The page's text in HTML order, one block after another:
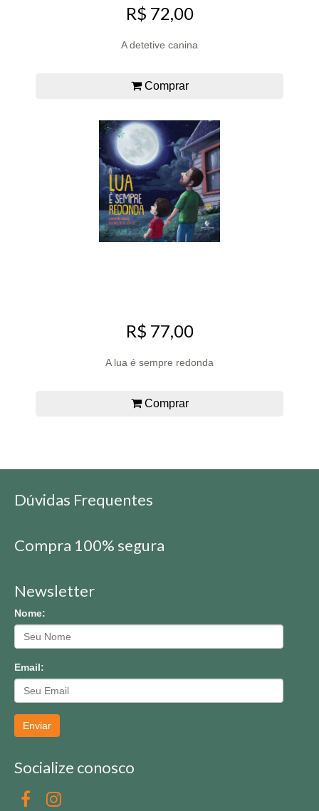
R$ 72,00
A detetive canina
Comprar
R$ 77,00
A lua é sempre redonda
Comprar
Dúvidas Frequentes
Compra 100% segura
Newsletter
Nome:
Email:
Enviar
Socialize conosco